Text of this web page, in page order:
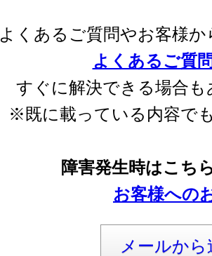
よくあるご質問やお客様
よくあるご質
すぐに解決できる場合
※既に載っている内容で
障害発生時はこち
お客様への
メールか